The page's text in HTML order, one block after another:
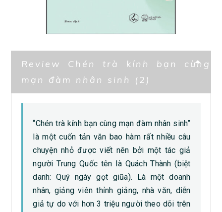
Review Chén trà kính bạn cùng
mạn đàm nhân sinh (2)
“Chén trà kính bạn cùng mạn đàm nhân sinh”
là một cuốn tản văn bao hàm rất nhiều câu
chuyện nhỏ được viết nên bởi một tác giả
người Trung Quốc tên là Quách Thành (biệt
danh: Quý ngày gọt giũa). Là một doanh
nhân, giảng viên thỉnh giảng, nhà văn, diễn
giả tự do với hơn 3 triệu người theo dõi trên